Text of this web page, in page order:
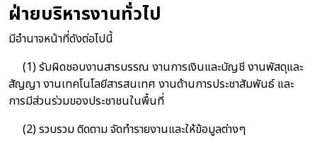
ฝ่ายบริหารงานทั่วไป
มีอำนาจหน้าที่ดังต่อไปนี้
(1) รับผิดชอบงานสารบรรณ งานการเงินและบัญชี งานพัสดุและ
สัญญา งานเทคโนโลยีสารสนเทศ งานด้านการประชาสัมพันธ์ และ
การมีส่วนร่วมของประชาชนในพื้นที่
(2) รวบรวม ติดตาม จัดทำรายงานและให้ข้อมูลต่างๆ